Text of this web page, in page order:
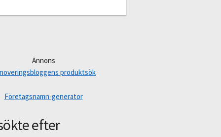
Annons
produktsök
Företagsnamn-generator
efter